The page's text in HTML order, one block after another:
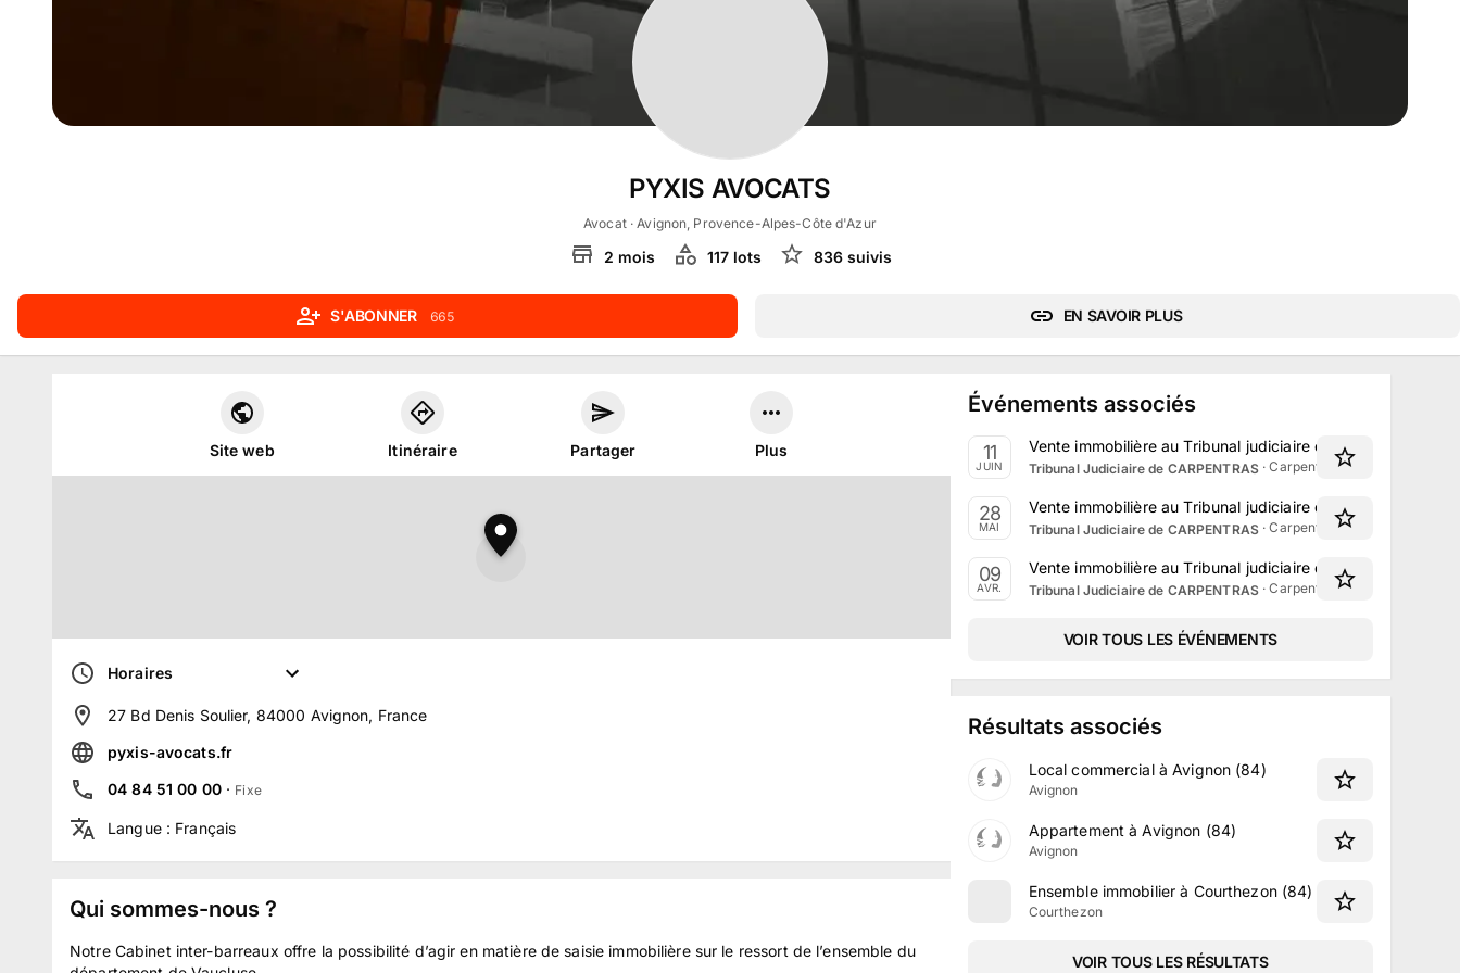
PYXIS AVOCATS
Avocat· Avignon, Provence-Alpes-Côte d'Azur
2 mois 117lots 836suivis
S'ABONNER 665 EN SAVOIR PLUS
Site web Itinéraire Partager Plus
Horaires
27 Bd Denis Soulier, 84000 Avignon, France
pyxis-avocats.fr
04 84 51 00 00 · Fixe
Langue: Français
Qui sommes-nous ?
Notre Cabinet inter-barreaux offre la possibilité d’agir en matière de saisie immobilière sur le ressort de l’ensemble du
Événements associés
11
JUIN
Vente immobilière au Tribunal judiciaire de Carpentras le
Tribunal Judiciaire de CARPENTRAS ·Carpentras, Provence-Alpes-
28
MAI
Vente immobilière au Tribunal judiciaire de Carpentras le
Tribunal Judiciaire de CARPENTRAS ·Carpentras, Provence-Alpes-
09
AVR.
Vente immobilière au Tribunal judiciaire de Carpentras le 9
Tribunal Judiciaire de CARPENTRAS ·Carpentras, Provence-Alpes-
VOIR TOUS LES ÉVÉNEMENTS
Résultats associés
Local commercial à Avignon (84)
Avignon
Appartement à Avignon (84)
Avignon
Ensemble immobilier à Courthezon (84)
Courthezon
VOIR TOUS LES RÉSULTATS